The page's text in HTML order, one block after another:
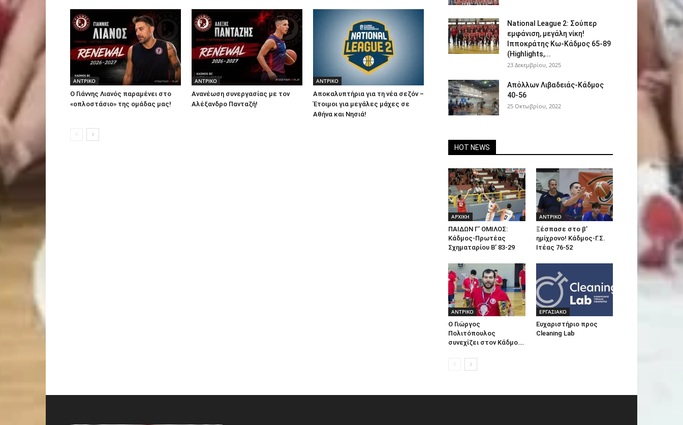
ΑΝTΡΙΚΟ
Ο Γιάννης Λιανός παραμένει στο
«οπλοστάσιο» της ομάδας μας!
ΑΝTΡΙΚΟ
Ανανέωση συνεργασίας με τον
Αλέξανδρο Πανταζή!
ΑΝTΡΙΚΟ
Αποκαλυπτήρια για τη νέα σεζόν –
Έτοιμοι για μεγάλες μάχες σε
Αθήνα και Νησιά!
National League 2: Σούπερ
εμφάνιση, μεγάλη νίκη!
Ιπποκράτης Κω-Κάδμος 65-89
(Highlights,...
23 Δεκεμβρίου, 2025
Απόλλων Λιβαδειάς-Κάδμος
40-56
25 Οκτωβρίου, 2022
HOT NEWS
ΑΡΧΙΚΗ
ΠΑΙΔΩΝ Γ’ ΟΜΙΛΟΣ:
Κάδμος-Πρωτέας
Σχηματαρίου Β’ 83-29
ΑΝTΡΙΚΟ
Ξέσπασε στο β’
ημίχρονο! Κάδμος-Γ.Σ.
Ιτέας 76-52
ΑΝTΡΙΚΟ
Ο Γιώργος
Πολιτόπουλος
συνεχίζει στον Κάδμο….
ΕΡΓΑΣΙΑΚΟ
Ευχαριστήριο προς
Cleaning Lab